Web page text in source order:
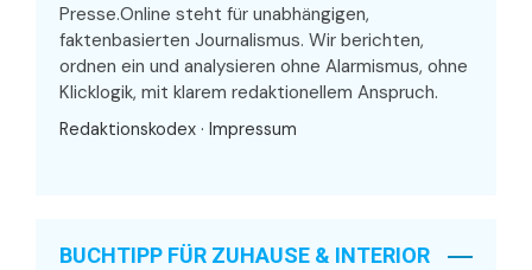
Presse.Online steht für unabhängigen,
faktenbasierten Journalismus. Wir berichten,
ordnen ein und analysieren ohne Alarmismus, ohne
Klicklogik, mit klarem redaktionellem Anspruch.
Redaktionskodex · Impressum
BUCHTIPP FÜR ZUHAUSE & INTERIOR